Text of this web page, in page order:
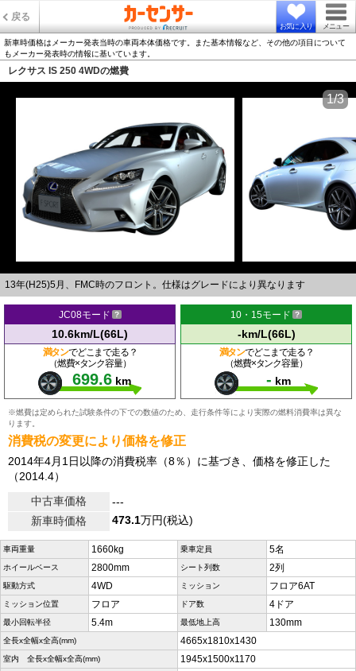
戻る
お気に入り メニュー
新車時価格はメーカー発表当時の車両本体価格です。また基本情報など、その他の項目について
もメーカー発表時の情報に基いています。
レクサス IS 250 4WDの燃費
13年(H25)5月、FMC時のフロント。仕様はグレードにより異なります
1/3
JC08モード
10.6km/L(66L)
満タンでどこまで走る？
（燃費×タンク容量）
699.6 km
10・15モード
-km/L(66L)
満タンでどこまで走る？
（燃費×タンク容量）
- km
※燃費は定められた試験条件の下での数値のため、走行条件等により実際の燃料消費率は異な
ります。
消費税の変更により価格を修正
2014年4月1日以降の消費税率（8％）に基づき、価格を修正した
（2014.4）
中古車価格
---
新車時価格
473.1万円(税込)
車両重量 1660kg 乗車定員 5名
ホイールベース 2800mm シート列数 2列
駆動方式 4WD ミッション フロア6AT
ミッション位置 フロア ドア数 4ドア
最小回転半径 5.4m 最低地上高 130mm
全長x全幅x全高(mm) 4665x1810x1430
室内 全長x全幅x全高(mm) 1945x1500x1170